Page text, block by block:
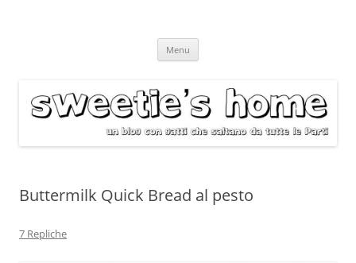
Menu
Buttermilk Quick Bread al pesto
7 Repliche